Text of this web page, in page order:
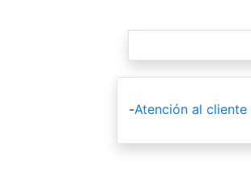
-Atención al cliente